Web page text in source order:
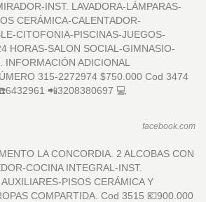
INST. LAVADORA-LÁMPARAS-
CERÁMICA-CALENTADOR-
CITOFONIA-PISCINAS-JUEGOS-
HORAS-SALON SOCIAL-GIMNASIO-
INFORMACIÓN ADICIONAL
315-2272974 $750.000 Cod 3474
📲3208380697 💻
facebook.com
LA CONCORDIA. 2 ALCOBAS CON
COCINA INTEGRAL-INST.
PISOS CERÁMICA Y
COMPARTIDA. Cod 3515 💶900.000